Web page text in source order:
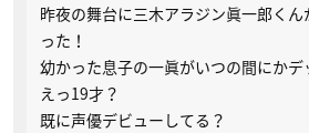
昨夜の舞台に三木アラジン眞一郎く
った！
幼かった息子の一眞がいつの間にかデ
えっ19才？
既に声優デビューしてる？